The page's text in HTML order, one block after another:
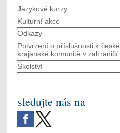
Jazykové kurzy
Kulturní akce
Odkazy
Potvrzení o příslušnosti k české
krajanské komunitě v zahraničí
Školství
sledujte nás na